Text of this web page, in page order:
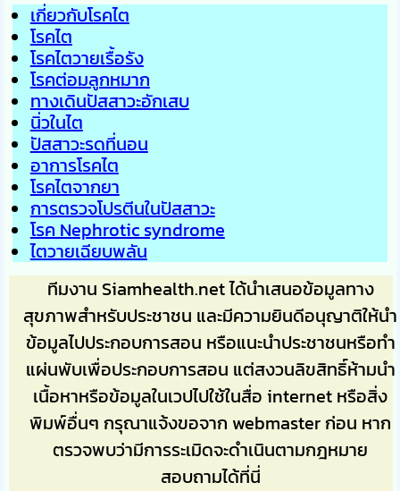
เกี่ยวกับโรคไต
โรคไต
โรคไตวายเรื้อรัง
โรคต่อมลูกหมาก
ทางเดินปัสสาวะอักเสบ
นิ่วในไต
ปัสสาวะรดที่นอน
อาการโรคไต
โรคไตจากยา
การตรวจโปรตีนในปัสสาวะ
โรค Nephrotic syndrome
ไตวายเฉียบพลัน
ทีมงาน Siamhealth.net ได้นำเสนอข้อมูลทาง
สุขภาพสำหรับประชาชน และมีความยินดีอนุญาติให้นำ
ข้อมูลไปประกอบการสอน หรือแนะนำประชาชนหรือทำ
แผ่นพับเพื่อประกอบการสอน แต่สงวนลิขสิทธิ์ห้ามนำ
เนื้อหาหรือข้อมูลในเวปไปใช้ในสื่อ internet หรือสิ่ง
พิมพ์อื่นๆ กรุณาแจ้งขอจาก webmaster ก่อน หาก
ตรวจพบว่ามีการระเมิดจะดำเนินตามกฎหมาย
สอบถามได้ที่นี่